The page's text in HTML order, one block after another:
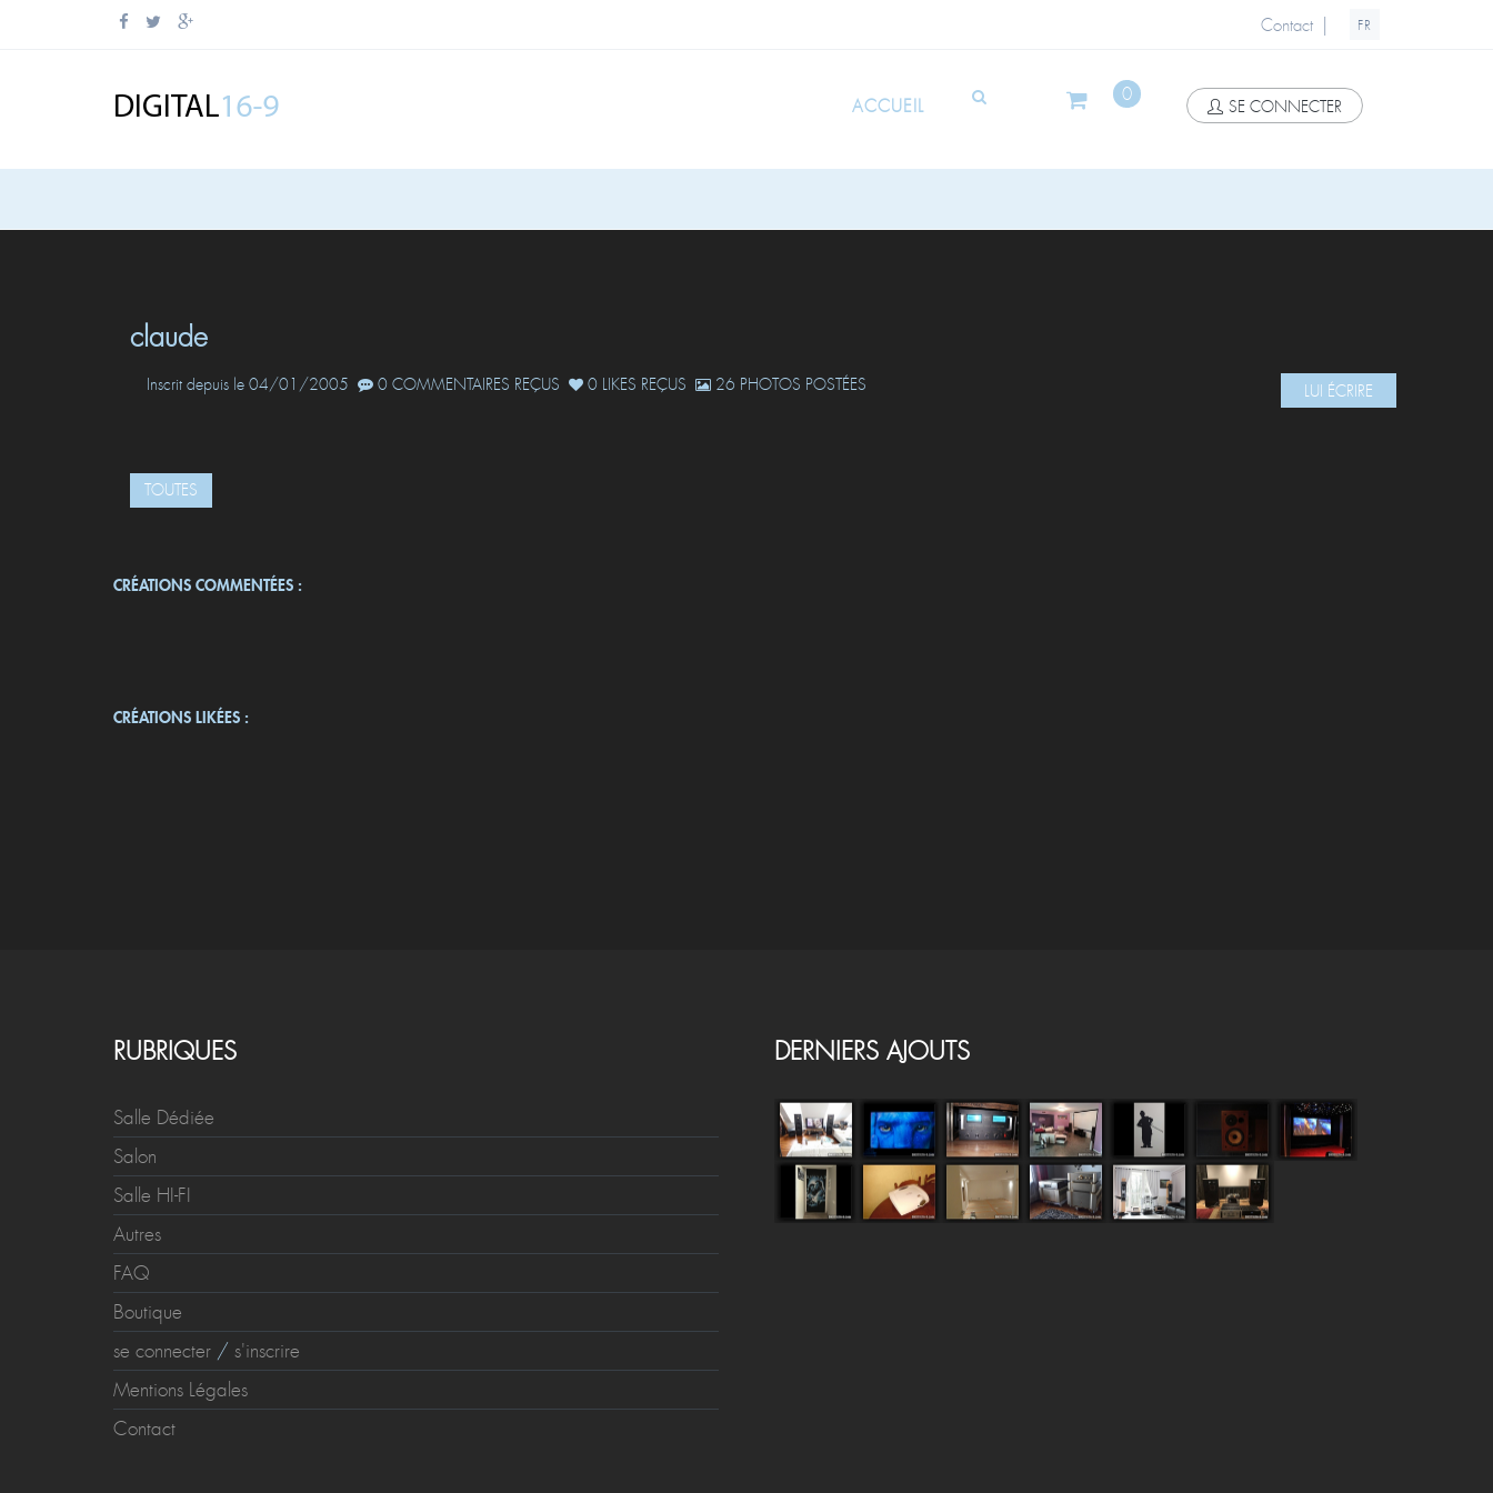
Contact | FR
ACCUEIL
0
SE CONNECTER
claude
Inscrit depuis le 04/01/2005 0 COMMENTAIRES REÇUS 0 LIKES REÇUS 26 PHOTOS POSTÉES LUI ÉCRIRE
TOUTES
CRÉATIONS COMMENTÉES :
CRÉATIONS LIKÉES :
RUBRIQUES
Salle Dédiée
Salon
Salle HI-FI
Autres
FAQ
Boutique
se connecter / s'inscrire
Mentions Légales
Contact
DERNIERS AJOUTS